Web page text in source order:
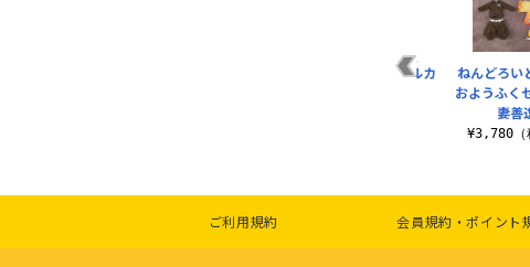
しのぶと童磨 フルカ
ねんどろい
おようふく
妻善
¥3,780（
ご利用規約 会員規約・ポイント